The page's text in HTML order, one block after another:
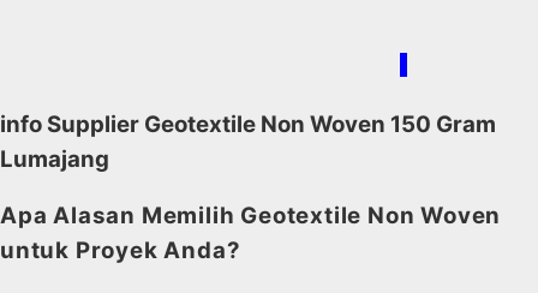
info Supplier Geotextile Non Woven 150 Gram
Lumajang
Apa Alasan Memilih Geotextile Non Woven
untuk Proyek Anda?